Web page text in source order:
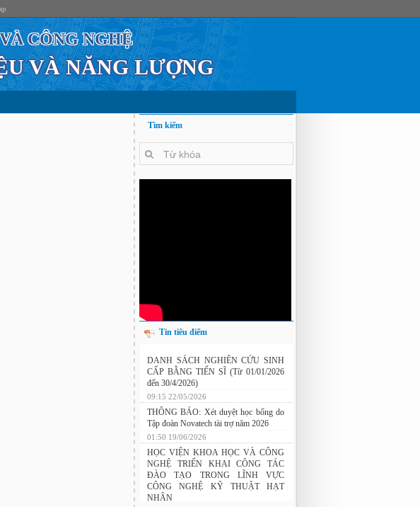
CÔNG NGHỆ
VÀ NĂNG LƯỢNG
Tìm kiếm
Tin tiêu điểm
Nghiên cứu chế tạo hệ thống xác định
hướng vật thể độ chính xác cao dựa trên
từ kế và vật liệu biến hóa
DANH SÁCH NGHIÊN CỨU SINH
CẤP BẰNG TIẾN SĨ (Từ 01/01/2026
đến 30/4/2026)
09:15 22/05/2026
THÔNG BÁO: Xét duyệt học bổng do
Tập đoàn Novatech tài trợ năm 2026
01:50 19/06/2026
HỌC VIỆN KHOA HỌC VÀ CÔNG
NGHỆ TRIỂN KHAI CÔNG TÁC
ĐÀO TẠO TRONG LĨNH VỰC
CÔNG NGHỆ KỸ THUẬT HẠT